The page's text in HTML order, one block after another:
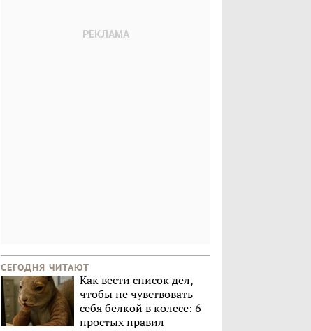
СЕГОДНЯ ЧИТАЮТ
Как вести список дел,
чтобы не чувствовать
себя белкой в колесе: 6
простых правил